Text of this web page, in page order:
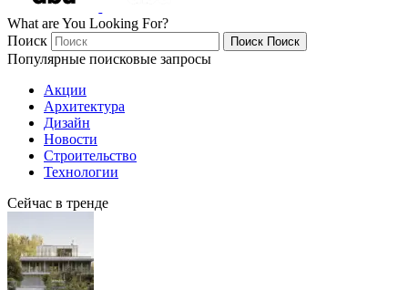
What are You Looking For?
Поиск
Поиск Поиск
Популярные поисковые запросы
Акции
Архитектура
Дизайн
Новости
Строительство
Технологии
Сейчас в тренде